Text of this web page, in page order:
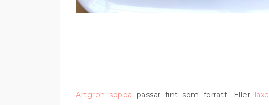
Ärtgrön soppa passar fint som förrätt. Eller